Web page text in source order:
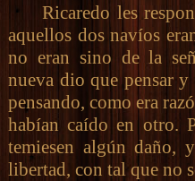
Ricaredo les
aquellos dos navíos
no eran sino de la
nueva dio que pensar
pensando, como era
habían caído en otro.
temiesen algún daño,
libertad, con tal que no